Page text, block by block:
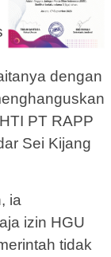
dengan
PT RAPP
Sei Kijang
ia
izin HGU
tidak